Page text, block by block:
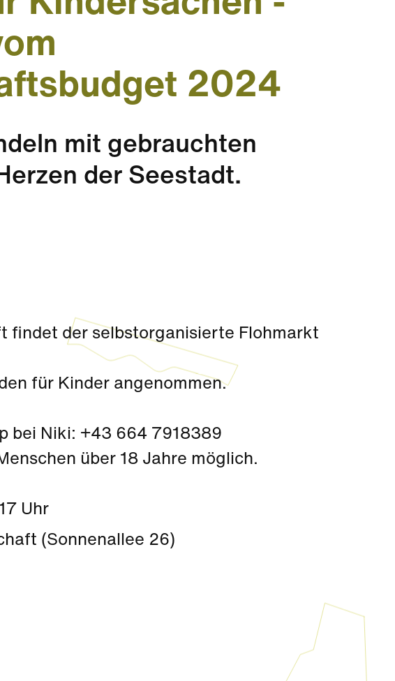
2024
mit gebrauchten
der Seestadt.
findet der selbstorganisierte Flohmarkt
für Kinder angenommen.
bei Niki: +43 664 7918389
über 18 Jahre möglich.
Uhr
(Sonnenallee 26)